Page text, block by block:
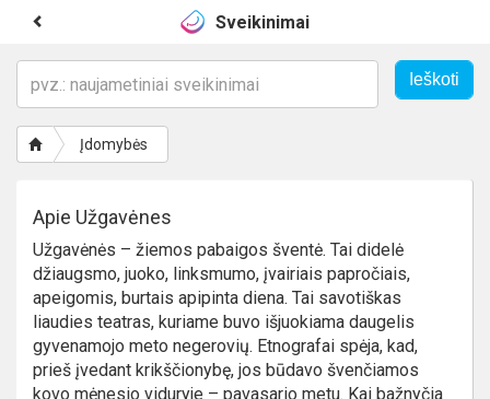
Sveikinimai
Įdomybės
Apie Užgavėnes
Užgavėnės – žiemos pabaigos šventė. Tai didelė
džiaugsmo, juoko, linksmumo, įvairiais papročiais,
apeigomis, burtais apipinta diena. Tai savotiškas
liaudies teatras, kuriame buvo išjuokiama daugelis
gyvenamojo meto negerovių. Etnografai spėja, kad,
prieš įvedant krikščionybę, jos būdavo švenčiamos
kovo mėnesio viduryje – pavasario metu. Kai bažnyčia